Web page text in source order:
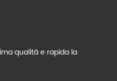
qualità e rapida la